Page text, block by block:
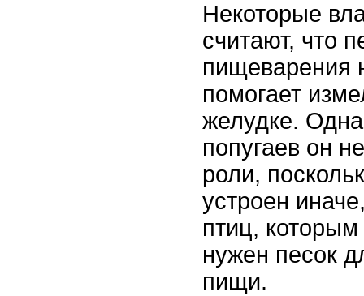
Некоторые
считают, что
пищеварения
помогает
желудке.
попугаев он
роли,
устроен
птиц,
нужен песок
пищи.